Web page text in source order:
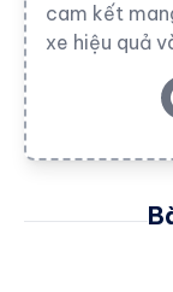
cam kết
xe hiệu quả